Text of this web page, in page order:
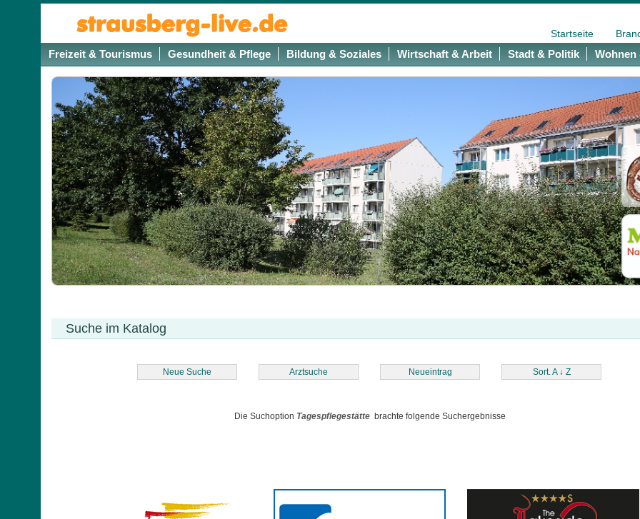
Startseite
Freizeit & Tourismus Gesundheit & Pflege Bildung & Soziales Wirtschaft & Arbeit Stadt & Politik Wohnen
Suche im Katalog
Neue Suche Arztsuche Neueintrag Sort. A ↓ Z
Die Suchoption Tagespflegestätte brachte folgende Suchergebnisse